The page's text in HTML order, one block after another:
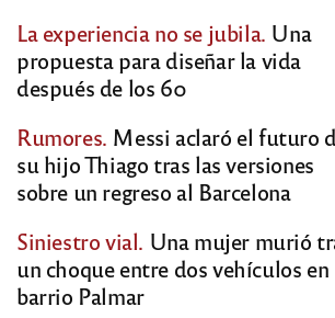
La experiencia no se jubila. Una
propuesta para diseñar la vida
después de los 60
Rumores. Messi aclaró el futuro
su hijo Thiago tras las versiones
sobre un regreso al Barcelona
Siniestro vial. Una mujer murió
un choque entre dos vehículos en
barrio Palmar